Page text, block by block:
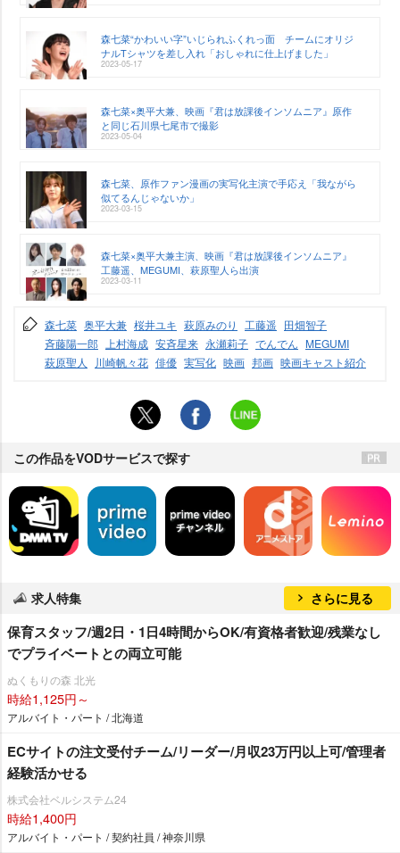
森七菜“かわいい字”いじられふくれっ面 チームにオリジ
ナルTシャツを差し入れ「おしゃれに仕上げました」
2023-05-17
森七菜×奥平大兼、映画『君は放課後インソムニア』原作
と同じ石川県七尾市で撮影
2023-05-04
森七菜、原作ファン漫画の実写化主演で手応え「我ながら
似てるんじゃないか」
2023-03-15
森七菜×奥平大兼主演、映画『君は放課後インソムニア』
工藤遥、MEGUMI、萩原聖人ら出演
2023-03-11
森七菜 奥平大兼 桜井ユキ 萩原みのり 工藤遥 田畑智子
斉藤陽一郎
上村海成 安斉星来 永瀬莉子 でんでん MEGUMI
萩原聖人
川崎帆々花 俳優 実写化 映画 邦画 映画キャスト紹介
この作品をVODサービスで探す
求人特集 さらに見る
保育スタッフ/週2日・1日4時間からOK/有資格者歓迎/残業なし
でプライベートとの両立可能
ぬくもりの森 北光
時給1,125円～
アルバイト・パート / 北海道
ECサイトの注文受付チーム/リーダー/月収23万円以上可/管理者
経験活かせる
株式会社ベルシステム24
時給1,400円
アルバイト・パート / 契約社員 / 神奈川県